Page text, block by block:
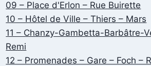
09 – Place d'Erlon – Rue Buirette
10 – Hôtel de Ville – Thiers – Mars
11 – Chanzy-Gambetta-Barbâtre-
Remi
12 – Promenades – Gare – Foch –